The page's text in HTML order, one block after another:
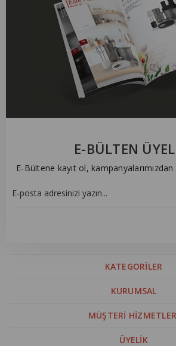
E-BÜLTEN
E-Bültene kayıt ol,
KATEGORİLER
KURUMSAL
MÜŞTERİ
ÜYELİK